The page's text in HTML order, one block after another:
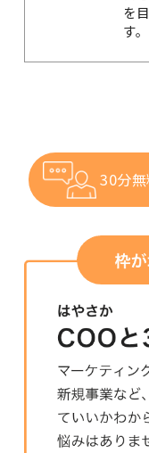
を
す。
30分